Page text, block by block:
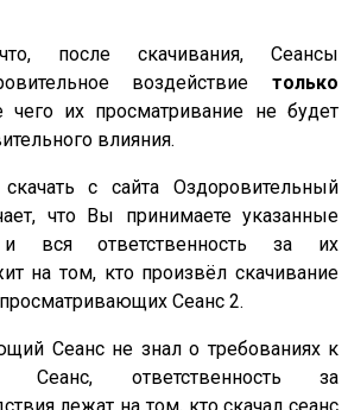
после скачивания, Сеансы
воздействие только
чего их просматривание не будет
влияния.
с сайта Оздоровительный
что Вы принимаете указанные
вся ответственность за их
на том, кто произвёл скачивание
Сеанс 2.
Сеанс не знал о требованиях к
Сеанс, ответственность за